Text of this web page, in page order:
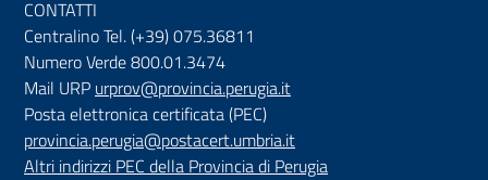
CONTATTI
Centralino Tel. (+39) 075.36811
Numero Verde 800.01.3474
Mail URP urprov@provincia.perugia.it
Posta elettronica certificata (PEC)
provincia.perugia@postacert.umbria.it
Altri indirizzi PEC della Provincia di Perugia